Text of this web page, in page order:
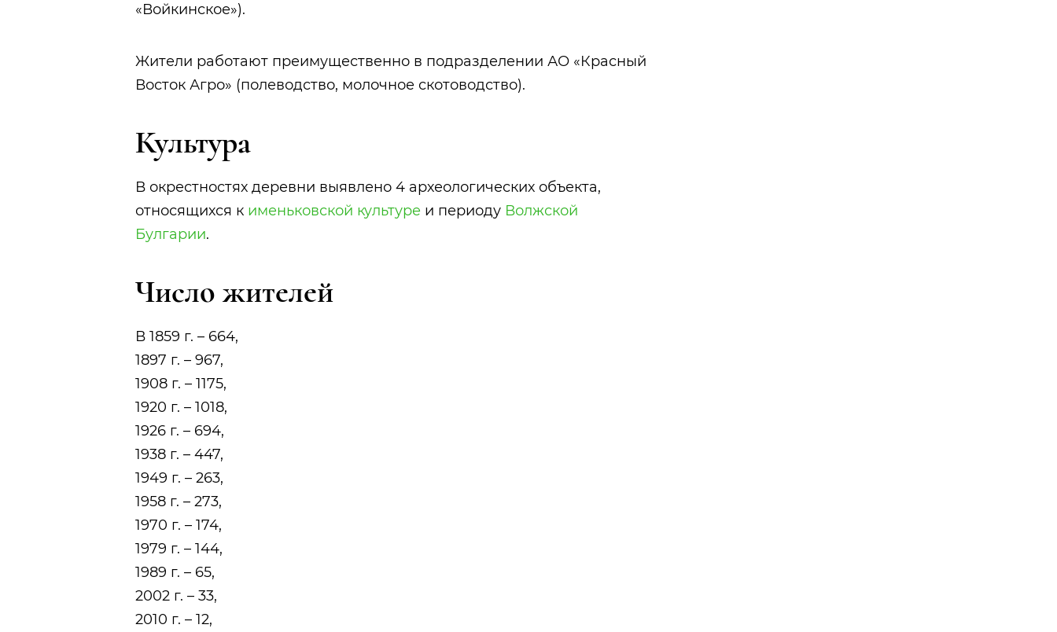
«Войкинское»).
Жители работают преимущественно в подразделении АО «Красный
Восток Агро» (полеводство, молочное скотоводство).
Культура
В окрестностях деревни выявлено 4 археологических объекта,
относящихся к именьковской культуре и периоду Волжской
Булгарии.
Число жителей
В 1859 г. – 664,
1897 г. – 967,
1908 г. – 1175,
1920 г. – 1018,
1926 г. – 694,
1938 г. – 447,
1949 г. – 263,
1958 г. – 273,
1970 г. – 174,
1979 г. – 144,
1989 г. – 65,
2002 г. – 33,
2010 г. – 12,